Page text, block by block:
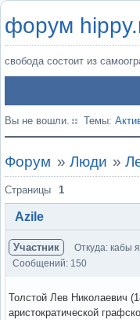
форум
свобода состоит из
Вы не вошли. Темы:
Форум » Люди »
Страницы 1
Azile
Участник Откуда: кабы
Сообщений: 150
Толстой Лев Николаевич
аристократической